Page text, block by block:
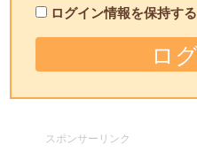
ログイン情報を保持する
スポンサーリンク